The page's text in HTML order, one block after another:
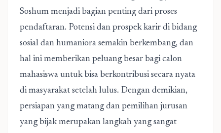
Soshum menjadi bagian penting dari proses
pendaftaran. Potensi dan prospek karir di bidang
sosial dan humaniora semakin berkembang, dan
hal ini memberikan peluang besar bagi calon
mahasiswa untuk bisa berkontribusi secara nyata
di masyarakat setelah lulus. Dengan demikian,
persiapan yang matang dan pemilihan jurusan
yang bijak merupakan langkah yang sangat